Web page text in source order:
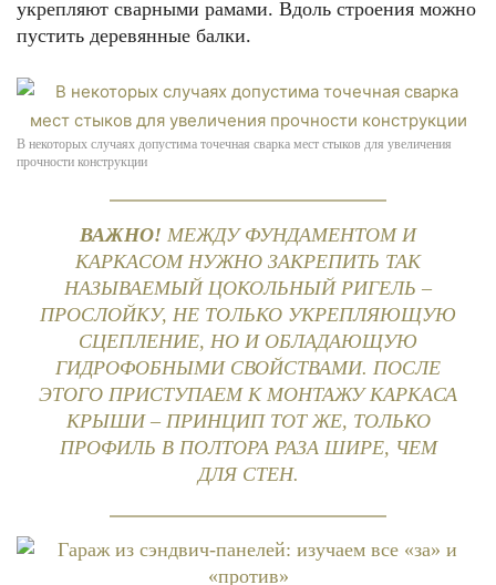
укрепляют сварными рамами. Вдоль строения можно
пустить деревянные балки.
В некоторых случаях допустима точечная сварка мест стыков для увеличения
прочности конструкции
ВАЖНО! МЕЖДУ ФУНДАМЕНТОМ И
КАРКАСОМ НУЖНО ЗАКРЕПИТЬ ТАК
НАЗЫВАЕМЫЙ ЦОКОЛЬНЫЙ РИГЕЛЬ –
ПРОСЛОЙКУ, НЕ ТОЛЬКО УКРЕПЛЯЮЩУЮ
СЦЕПЛЕНИЕ, НО И ОБЛАДАЮЩУЮ
ГИДРОФОБНЫМИ СВОЙСТВАМИ. ПОСЛЕ
ЭТОГО ПРИСТУПАЕМ К МОНТАЖУ КАРКАСА
КРЫШИ – ПРИНЦИП ТОТ ЖЕ, ТОЛЬКО
ПРОФИЛЬ В ПОЛТОРА РАЗА ШИРЕ, ЧЕМ
ДЛЯ СТЕН.